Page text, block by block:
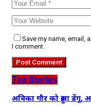
Save my name, email,
I comment.
Top Stories
अविका गौर को हुआ डेंगू,